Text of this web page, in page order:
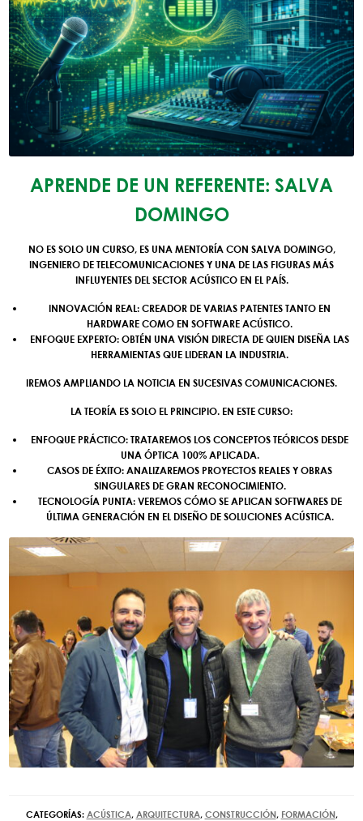
APRENDE DE UN REFERENTE: SALVA
DOMINGO
NO ES SOLO UN CURSO, ES UNA MENTORÍA CON SALVA DOMINGO,
INGENIERO DE TELECOMUNICACIONES Y UNA DE LAS FIGURAS MÁS
INFLUYENTES DEL SECTOR ACÚSTICO EN EL PAÍS.
INNOVACIÓN REAL: CREADOR DE VARIAS PATENTES TANTO EN
HARDWARE COMO EN SOFTWARE ACÚSTICO.
ENFOQUE EXPERTO: OBTÉN UNA VISIÓN DIRECTA DE QUIEN DISEÑA LAS
HERRAMIENTAS QUE LIDERAN LA INDUSTRIA.
IREMOS AMPLIANDO LA NOTICIA EN SUCESIVAS COMUNICACIONES.
LA TEORÍA ES SOLO EL PRINCIPIO. EN ESTE CURSO:
ENFOQUE PRÁCTICO: TRATAREMOS LOS CONCEPTOS TEÓRICOS DESDE
UNA ÓPTICA 100% APLICADA.
CASOS DE ÉXITO: ANALIZAREMOS PROYECTOS REALES Y OBRAS
SINGULARES DE GRAN RECONOCIMIENTO.
TECNOLOGÍA PUNTA:VEREMOS CÓMO SE APLICAN SOFTWARES DE
ÚLTIMA GENERACIÓN EN EL DISEÑO DE SOLUCIONES ACÚSTICA.
CATEGORÍAS: ACÚSTICA, ARQUITECTURA, CONSTRUCCIÓN, FORMACIÓN,